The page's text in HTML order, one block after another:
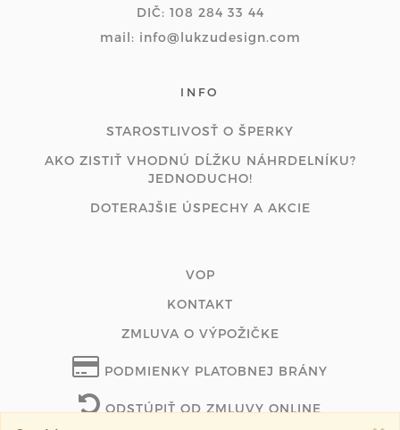
DIČ: 108 284 33 44
mail: info@lukzudesign.com
INFO
STAROSTLIVOSŤ O ŠPERKY
AKO ZISTIŤ VHODNÚ DĹŽKU NÁHRDELNÍKU?
JEDNODUCHO!
DOTERAJŠIE ÚSPECHY A AKCIE
VOP
KONTAKT
ZMLUVA O VÝPOŽIČKE
PODMIENKY PLATOBNEJ BRÁNY
ODSTÚPIŤ OD ZMLUVY ONLINE